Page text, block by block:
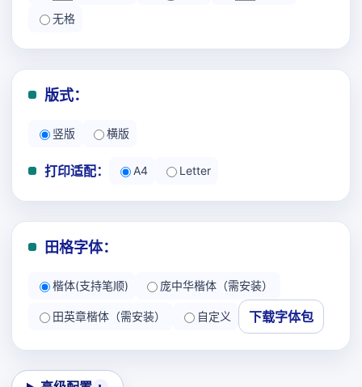
无格
版式：
竖版 横版
打印适配： A4 Letter
田格字体：
楷体(支持笔顺) 庞中华楷体（需安装）
田英章楷体（需安装） 自定义 下载字体包